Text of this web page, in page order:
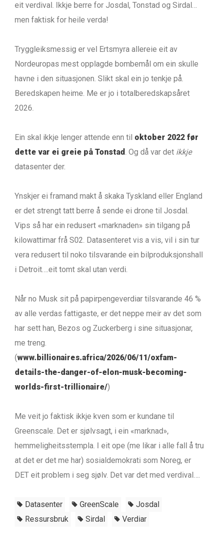
eit verdival. Ikkje berre for Josdal, Tonstad og Sirdal…
men faktisk for heile verda!
Tryggleiksmessig er vel Ertsmyra allereie eit av
Nordeuropas mest opplagde bombemål om ein skulle
havne i den situasjonen. Slikt skal ein jo tenkje på.
Beredskapen heime. Me er jo i totalberedskapsåret
2026.
Ein skal ikkje lenger attende enn til oktober 2022 før
dette var ei greie på Tonstad. Og då var det ikkje
datasenter der.
Ynskjer ei framand makt å skaka Tyskland eller England
er det strengt tatt berre å sende ei drone til Josdal.
Vips så har ein redusert «marknaden» sin tilgang på
kilowattimar frå S02. Datasenteret vis a vis, vil i sin tur
vera redusert til noko tilsvarande ein bilproduksjonshall
i Detroit….eit tomt skal utan verdi.
Når no Musk sit på papirpengeverdiar tilsvarande 46 %
av alle verdas fattigaste, er det neppe meir av det som
har sett han, Bezos og Zuckerberg i sine situasjonar,
me treng.
(www.billionaires.africa/2026/06/11/oxfam-
details-the-danger-of-elon-musk-becoming-
worlds-first-trillionaire/)
Me veit jo faktisk ikkje kven som er kundane til
Greenscale. Det er sjølvsagt, i ein «marknad»,
hemmeligheitsstempla. I eit ope (me likar i alle fall å tru
at det er det me har) sosialdemokrati som Noreg, er
DET eit problem i seg sjølv. Det var det med verdival….
Datasenter GreenScale
Josdal
Ressursbruk
Sirdal Verdiar